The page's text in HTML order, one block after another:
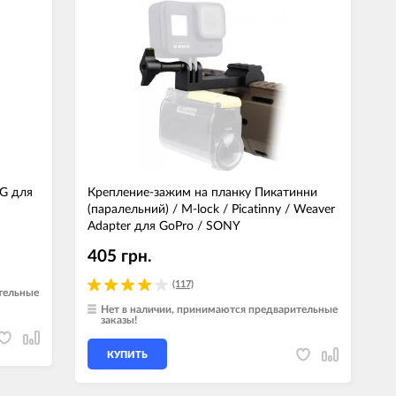
для
Крепление-зажим на планку Пикатинни
(паралельний) / M-lock / Picatinny / Weaver
Adapter для GoPro / SONY
(117)
405 грн.
Нет в наличии, принимаются предварительные
заказы!
КУПИТЬ